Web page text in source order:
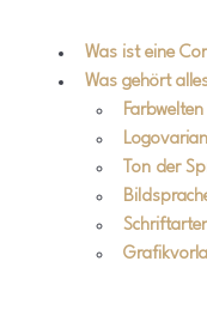
Was ist eine
Was gehört
Farbwelten
Ton der